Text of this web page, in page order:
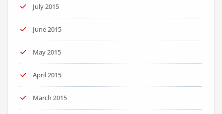
July 2015
June 2015
May 2015
April 2015
March 2015